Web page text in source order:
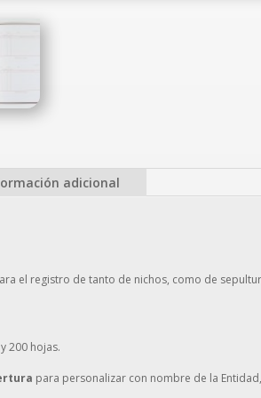
adicional
el registro de tanto de nichos, como de
200 hojas.
para personalizar con nombre de la